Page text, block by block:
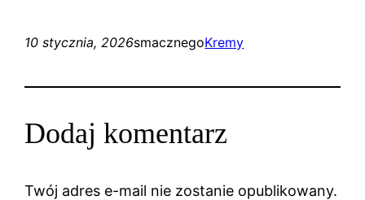
10 stycznia, 2026smacznegoKremy
Dodaj komentarz
Twój adres e-mail nie zostanie opublikowany.